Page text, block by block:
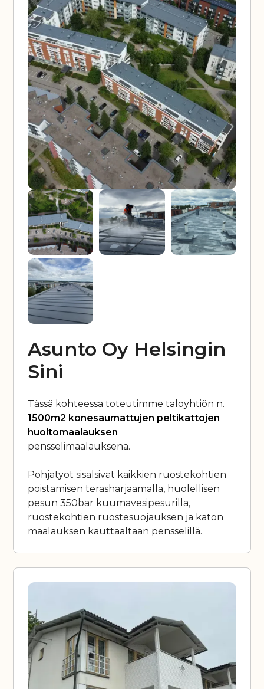
Asunto Oy Helsingin
Sini
Tässä kohteessa toteutimme taloyhtiön n.
1500m2 konesaumattujen peltikattojen
huoltomaalauksen
pensselimaalauksena.
Pohjatyöt sisälsivät kaikkien ruostekohtien
poistamisen teräsharjaamalla, huolellisen
pesun 350bar kuumavesipesurilla,
ruostekohtien ruostesuojauksen ja katon
maalauksen kauttaaltaan pensselillä.